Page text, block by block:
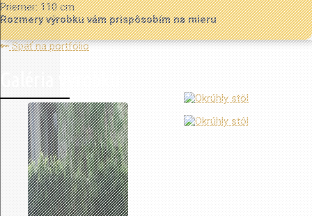
Priemer: 110 cm
Rozmery výrobku vám prispôsobím na mieru
Späť na portfólio